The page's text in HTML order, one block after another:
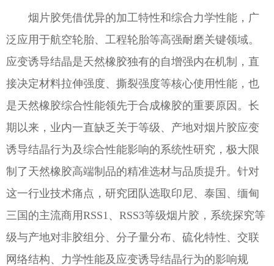
烟片胶凭借优异的加工特性和综合力学性能，广
泛应用于航空轮胎、工程轮胎等高强耐磨关键领域。
应变诱导结晶是天然橡胶独有的自增强内在机制，直
接决定材料拉伸强度、撕裂强度等核心使用性能，也
是天然橡胶综合性能领先于合成橡胶的重要原因。长
期以来，业内一直缺乏关于等级、产地对烟片胶应变
诱导结晶行为及综合性能影响的系统性研究，极大限
制了天然橡胶高端制品的精准选材与品质提升。针对
这一行业技术痛点，研究团队选取印尼、泰国、缅甸
三国的主流商用RSS1、RSS3等级烟片胶，系统探究等
级与产地对非胶组分、分子量分布、硫化特性、交联
网络结构、力学性能及应变诱导结晶行为的影响规